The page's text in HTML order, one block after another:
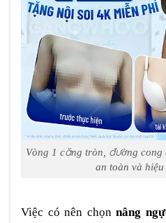
Vòng 1 căng tròn, đường cong
an toàn và
Việc có nên chọn nâng